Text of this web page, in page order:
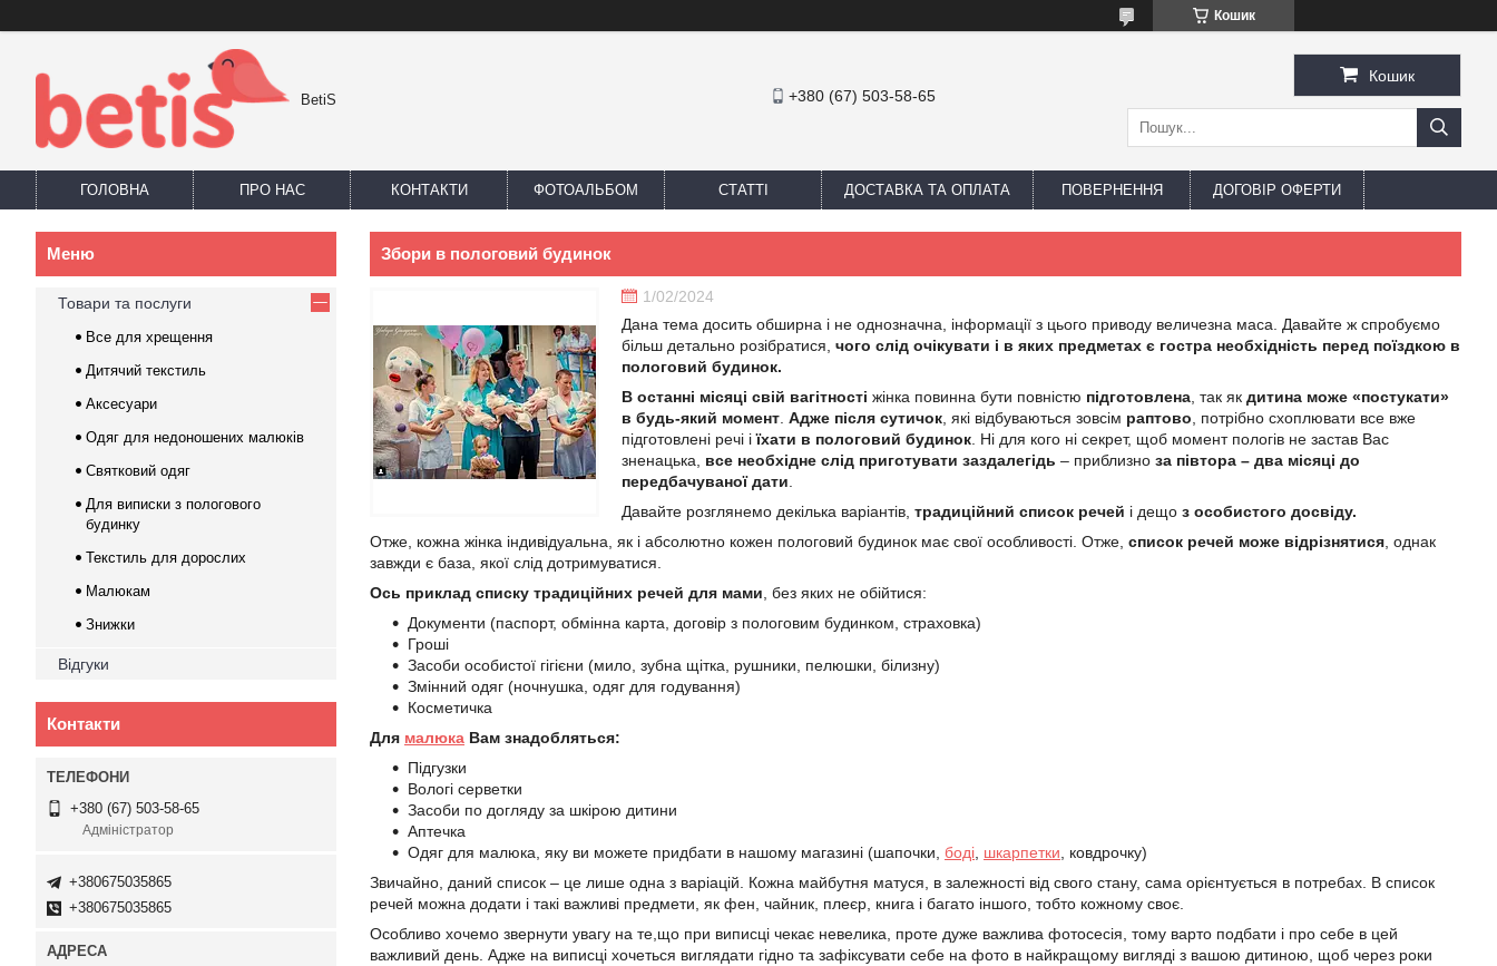
Кошик
BetiS +380 (67) 503-58-65
Кошик
ГОЛОВНА ПРО НАС КОНТАКТИ ФОТОАЛЬБОМ СТАТТІ ДОСТАВКА ТА ОПЛАТА ПОВЕРНЕННЯ ДОГОВІР ОФЕРТИ
Збори в пологовий будинок
1/02/2024
Дана тема досить обширна і не однозначна, інформації з цього приводу величезна маса. Давайте ж спробуємо
більш детально розібратися, чого слід очікувати і в яких предметах є гостра необхідність перед поїздкою в
пологовий будинок.
В останні місяці свій вагітності жінка повинна бути повністю підготовлена , так як дитина може «постукати»
в будь-який момент Адже після сутичок , які відбуваються зовсім раптово , потрібно схоплювати все вже
підготовлені речі іїхати в пологовий будинок . Ні для кого ні секрет, щоб момент пологів не застав Вас
зненацька,
все необхідне слід приготувати заздалегідь – приблизно за півтора – два місяці до
передбачуваної дати
Давайте розглянемо декілька варіантів, традиційний список речей і дещо з особистого досвіду.
Отже, кожна жінка індивідуальна, як і абсолютно кожен пологовий будинок має свої особливості. Отже, список речей може відрізнятися , однак
завжди є база, якої слід дотримуватися.
Ось приклад списку традиційних речей для мами , без яких не обійтися:
Документи (паспорт, обмінна карта, договір з пологовим будинком, страховка)
Гроші
Засоби особистої гігієни (мило, зубна щітка, рушники, пелюшки, білизну)
Змінний одяг (ночнушка, одяг для годування)
Косметичка
Для малюка Вам знадобляться:
Підгузки
Вологі серветки
Засоби по догляду за шкірою дитини
Аптечка
Одяг для малюка, яку ви можете придбати в нашому магазині (шапочки, боді шкарпетки , ковдрочку)
Звичайно, даний список – це лише одна з варіацій. Кожна майбутня матуся, в залежності від свого стану, сама орієнтується в потребах. В список
речей можна додати і такі важливі предмети, як фен, чайник, плеєр, книга і багато іншого, тобто кожному своє.
Особливо хочемо звернути увагу на те,що при виписці чекає невелика, проте дуже важлива фотосесія, тому варто подбати і про себе в цей
важливий день. Адже на виписці хочеться виглядати гідно та зафіксувати себе на фото в найкращому вигляді з вашою дитиною, щоб через роки
Товари та послуги
Все для хрещення
Дитячий текстиль
Аксесуари
Одяг для недоношених малюків
Святковий одяг
Для виписки з пологового
будинку
Текстиль для дорослих
Малюкам
Знижки
Відгуки
Контакти
+380 (67) 503-58-65
Адміністратор
+380675035865
+380675035865